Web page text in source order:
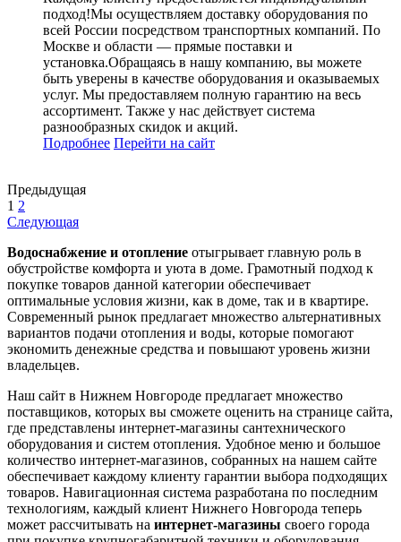
подход!Мы осуществляем доставку оборудования по
всей России посредством транспортных компаний. По
Москве и области — прямые поставки и
установка.Обращаясь в нашу компанию, вы можете
быть уверены в качестве оборудования и оказываемых
услуг. Мы предоставляем полную гарантию на весь
ассортимент. Также у нас действует система
разнообразных скидок и акций.
Подробнее Перейти на сайт
Предыдущая
1 2
Следующая
Водоснабжение и отопление отыгрывает главную роль в
обустройстве комфорта и уюта в доме. Грамотный подход к
покупке товаров данной категории обеспечивает
оптимальные условия жизни, как в доме, так и в квартире.
Современный рынок предлагает множество альтернативных
вариантов подачи отопления и воды, которые помогают
экономить денежные средства и повышают уровень жизни
владельцев.
Наш сайт в Нижнем Новгороде предлагает множество
поставщиков, которых вы сможете оценить на странице сайта,
где представлены интернет-магазины сантехнического
оборудования и систем отопления. Удобное меню и большое
количество интернет-магазинов, собранных на нашем сайте
обеспечивает каждому клиенту гарантии выбора подходящих
товаров. Навигационная система разработана по последним
технологиям, каждый клиент Нижнего Новгорода теперь
может рассчитывать на интернет-магазины своего города